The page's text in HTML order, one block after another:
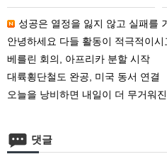
성공은 열정을 잃지 않고 실패를
안녕하세요 다들 활동이 적극적이시
베를린 회의, 아프리카 분할 시작
대륙횡단철도 완공, 미국 동서 연결
오늘을 낭비하면 내일이 더 무거워
댓글